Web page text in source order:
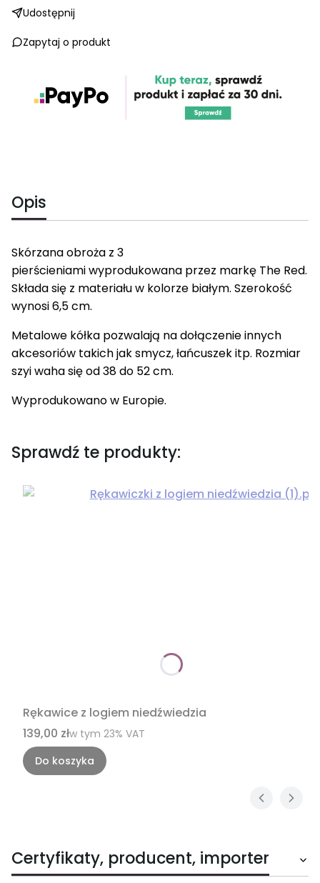
Udostępnij
Zapytaj o produkt
Opis
Skórzana obroża z 3
pierścieniami wyprodukowana przez markę The Red.
Składa się z materiału w kolorze białym. Szerokość
wynosi 6,5 cm.
Metalowe kółka pozwalają na dołączenie innych
akcesoriów takich jak smycz, łańcuszek itp. Rozmiar
szyi waha się od 38 do 52 cm.
Wyprodukowano w Europie.
Sprawdź te produkty:
Rękawice z logiem niedźwiedzia
Cena brutto
139,00 złw tym %s VAT
w tym 23% VAT
Do koszyka
Certyfikaty, producent, importer